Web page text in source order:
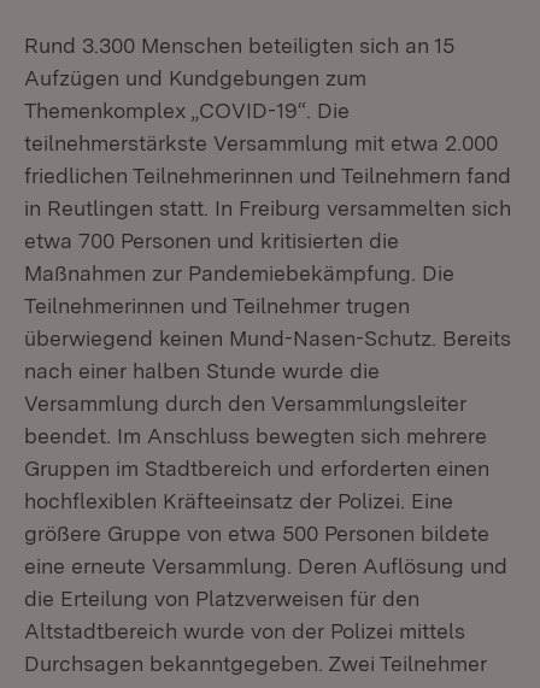
Rund 3.300 Menschen beteiligten sich an 15
Aufzügen und Kundgebungen zum
Themenkomplex „COVID-19“. Die
teilnehmerstärkste Versammlung mit etwa 2.000
friedlichen Teilnehmerinnen und Teilnehmern fand
in Reutlingen statt. In Freiburg versammelten sich
etwa 700 Personen und kritisierten die
Maßnahmen zur Pandemiebekämpfung. Die
Teilnehmerinnen und Teilnehmer trugen
überwiegend keinen Mund-Nasen-Schutz. Bereits
nach einer halben Stunde wurde die
Versammlung durch den Versammlungsleiter
beendet. Im Anschluss bewegten sich mehrere
Gruppen im Stadtbereich und erforderten einen
hochflexiblen Kräfteeinsatz der Polizei. Eine
größere Gruppe von etwa 500 Personen bildete
eine erneute Versammlung. Deren Auflösung und
die Erteilung von Platzverweisen für den
Altstadtbereich wurde von der Polizei mittels
Durchsagen bekanntgegeben. Zwei Teilnehmer